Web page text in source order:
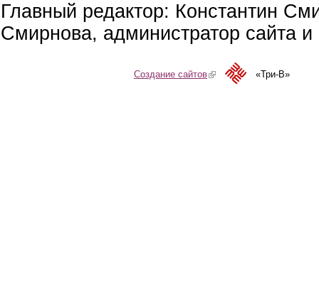
Главный редактор: Константин
Смирнова, администратор сайта
Создание сайтов(link is external)«Три-В»